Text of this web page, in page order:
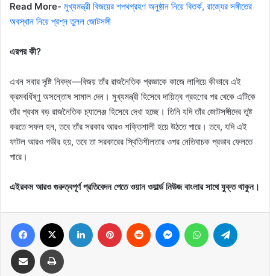
Read More- মুখ্যমন্ত্রী বিজয়ের শপথগ্রহণ অনুষ্ঠান নিয়ে বিতর্ক, রাজ্যের সঙ্গীতের
অবস্থান নিয়ে প্রশ্ন তুলল জোটসঙ্গী
এরপর কী?
এখন সবার দৃষ্টি নিবদ্ধ—বিজয় তাঁর রাজনৈতিক প্রজ্ঞাকে কাজে লাগিয়ে কীভাবে এই
ক্রমবর্ধিষ্ণু অসন্তোষ সামাল দেন। মুখ্যমন্ত্রী হিসেবে দায়িত্ব গ্রহণের পর থেকে এটিকে
তাঁর প্রথম বড় রাজনৈতিক চ্যালেঞ্জ হিসেবে দেখা হচ্ছে। তিনি যদি তাঁর জোটসঙ্গীদের তুষ্ট
করতে সফল হন, তবে তাঁর সরকার আরও শক্তিশালী হয়ে উঠতে পারে। তবে, যদি এই
ফাটল আরও গভীর হয়, তবে তা সরকারের স্থিতিশীলতার ওপর নেতিবাচক প্রভাব ফেলতে
পারে।
এইরকম আরও গুরুত্বপূর্ণ প্রতিবেদন পেতে ওয়ান ওয়ার্ল্ড নিউজ বাংলার সাথে যুক্ত থাকুন।